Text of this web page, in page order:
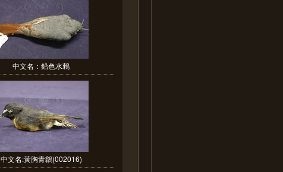
中文名：鉛色水鶇
中文名:黃胸青鶲(002016)